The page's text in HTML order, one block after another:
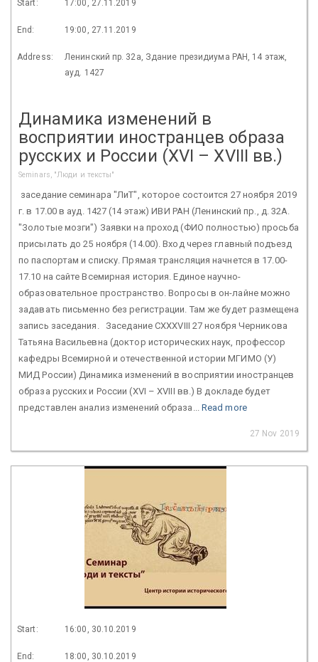
Start: 17:00, 27.11.2019
End: 19:00, 27.11.2019
Address:
Ленинский пр. 32а, Здание президиума РАН, 14 этаж,
ауд. 1427
Динамика изменений в
восприятии иностранцев образа
русских и России (XVI – XVIII вв.)
Seminars, "Люди и тексты"
заседание семинара "ЛиТ", которое состоится 27 ноября 2019
г. в 17.00 в ауд. 1427 (14 этаж) ИВИ РАН (Ленинский пр., д. 32А.
"Золотые мозги") Заявки на проход (ФИО полностью) просьба
присылать до 25 ноября (14.00). Вход через главный подъезд
по паспортам и списку. Прямая трансляция начнется в 17.00-
17.10 на сайте Всемирная история. Единое научно-
образовательное пространство. Вопросы в он-лайне можно
задавать письменно без регистрации. Там же будет размещена
запись заседания. Заседание CXXXVIII 27 ноября Черникова
Татьяна Васильевна (доктор исторических наук, профессор
кафедры Всемирной и отечественной истории МГИМО (У)
МИД России) Динамика изменений в восприятии иностранцев
образа русских и России (XVI – XVIII вв.) В докладе будет
представлен анализ изменений образа... Read more
27 Nov 2019
Start: 16:00, 30.10.2019
End: 18:00, 30.10.2019